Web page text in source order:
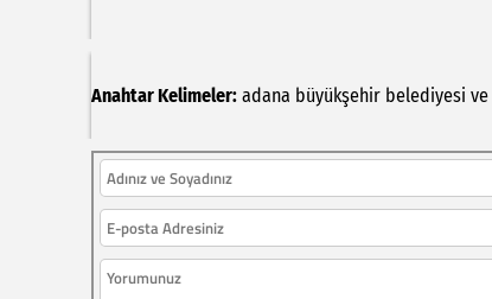
Anahtar Kelimeler: adana büyükşehir belediyesi ve